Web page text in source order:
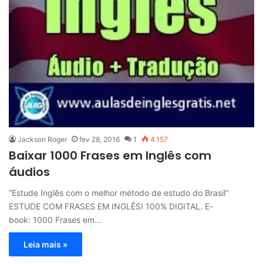
Jackson Roger fev 28, 2016 1 4.157
Baixar 1000 Frases em Inglês com
áudios
“Estude Inglês com o melhor método de estudo do Brasil”
ESTUDE COM FRASES EM INGLÊS! 100% DIGITAL. E-
book: 1000 Frases em…
Leia mais »